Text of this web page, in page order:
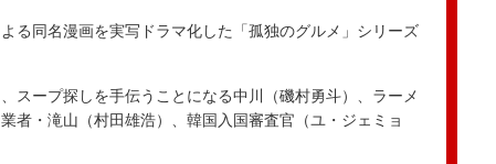
同名漫画を実写ドラマ化した「孤独のグルメ」シリーズ
ープ探しを手伝うことになる中川（磯村勇斗）、ラーメ
者・滝山（村田雄浩）、韓国入国審査官（ユ・ジェミョ